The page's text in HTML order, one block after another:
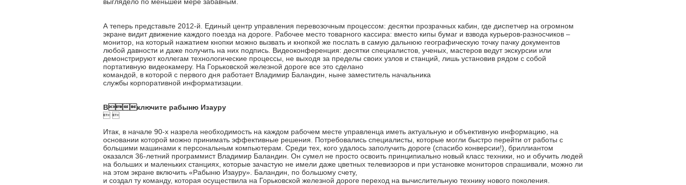
А теперь представьте 2012-й. Единый центр управления перевозочным процессом: десятки прозрачных кабин, где диспетчер на огромном
экране видит движение каждого поезда на дороге. Рабочее место товарного кассира: вместо кипы бумаг и взвода курьеров-разносчиков –
монитор, на который нажатием кнопки можно вызвать и кнопкой же послать в самую дальнюю географическую точку пачку документов
любой давности и даже получить на них подпись. Видеоконференция: десятки специалистов, ученых, мастеров ведут экскурсии или
демонстрируют коллегам технологические процессы, не выходя за пределы своих узлов и станций, лишь установив рядом с собой
портативную видеокамеру. На Горьковской железной дороге все это сделано
командой, в которой с первого дня работает Владимир Баландин, ныне заместитель начальника
службы корпоративной информатизации.
Включите рабыню Изауру
 
Итак, в начале 90-х назрела необходимость на каждом рабочем месте управленца иметь актуальную и объективную информацию, на
основании которой можно принимать эффективные решения. Потребовались специалисты, которые могли быстро перейти от работы с
большими машинами к персональным компьютерам. Среди тех, кого удалось заполучить дороге (спасибо конверсии!), бриллиантом
оказался 36-летний программист Владимир Баландин. Он сумел не просто освоить принципиально новый класс техники, но и обучить людей
на больших и маленьких станциях, которые зачастую не имели даже цветных телевизоров и при установке мониторов спрашивали, можно ли
на этом экране включить «Рабыню Изауру». Баландин, по большому счету,
и создал ту команду, которая осуществила на Горьковской железной дороге переход на вычислительную технику нового поколения.